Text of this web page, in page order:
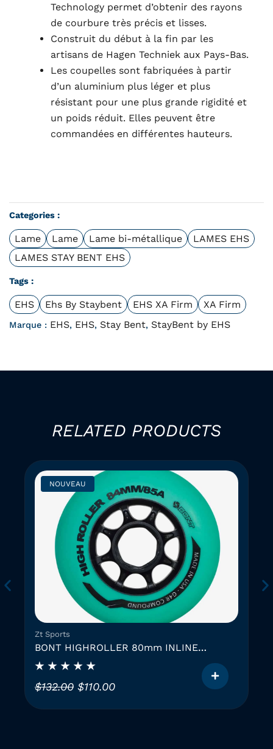
Technology permet d’obtenir des rayons
de courbure très précis et lisses.
Construit du début à la fin par les
artisans de Hagen Techniek aux Pays-Bas.
Les coupelles sont fabriquées à partir
d’un aluminium plus léger et plus
résistant pour une plus grande rigidité et
un poids réduit. Elles peuvent être
commandées en différentes hauteurs.
Categories :
Lame Lame Lame bi-métallique
LAMES EHS
LAMES STAY BENT EHS
Tags :
EHS Ehs By Staybent EHS XA Firm XA Firm
Marque : EHS, EHS, Stay Bent, StayBent by EHS
RELATED PRODUCTS
NOUVEAU
Zt Sports
BONT HIGHROLLER 80mm INLINE
SKATING WHEEL
$132.00 L
$110.00L
C